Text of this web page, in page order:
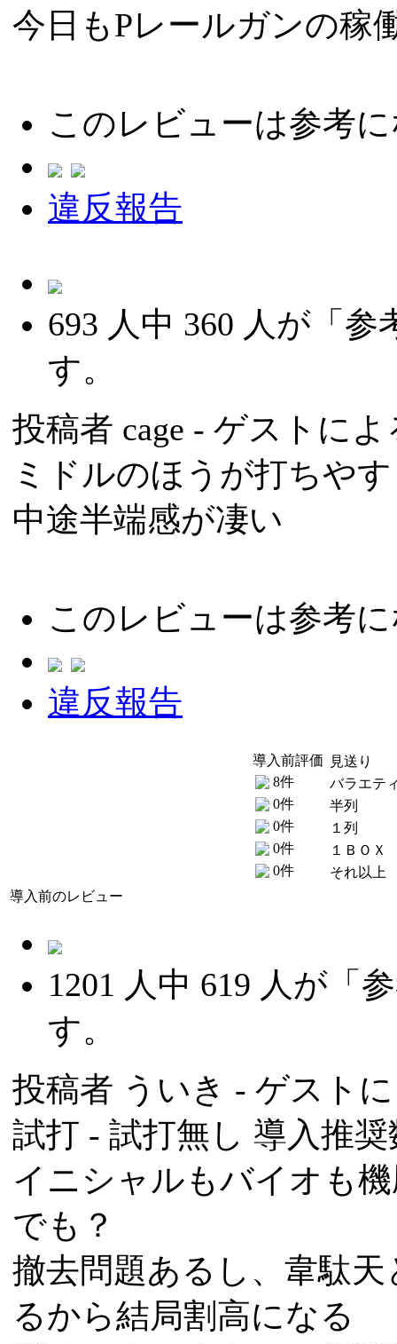
今日もPレールガンの稼
このレビューは参考
違反報告
693 人中 360 人が「参
す。
投稿者 cage - ゲストに
ミドルのほうが打ちや
中途半端感が凄い
このレビューは参考
違反報告
導入前評価
8件
0件
0件
0件
0件
見送り
バラエテ
半列
１列
１ＢＯＸ
それ以上
導入前のレビュー
1201 人中 619 人が「
す。
投稿者 ういき - ゲスト
試打 - 試打無し 導入推
イニシャルもバイオも
でも？
撤去問題あるし、韋駄
るから結局割高になる